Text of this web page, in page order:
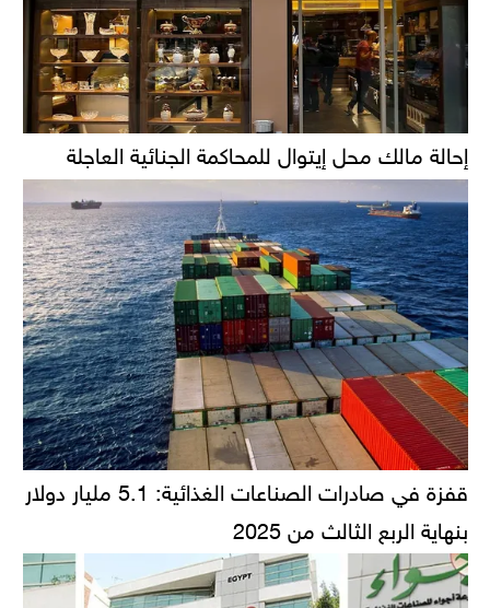
إحالة مالك محل إيتوال للمحاكمة الجنائية العاجلة
قفزة في صادرات الصناعات الغذائية: 5.1 مليار دولار
بنهاية الربع الثالث من 2025